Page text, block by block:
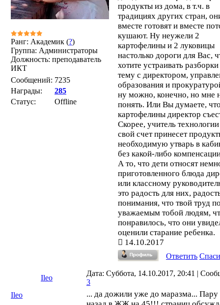
Ранг: Академик (?)
Группа: Администраторы
Должность: преподаватель
ИКТ
Сообщений: 7235
Награды:
285
Статус:
Offline
продукты из дома, в т.ч. в
традициях других стран,
вместе готовят и вместе
кушают. Ну неужели 2
картофелины и 2 луковицы
настолько дороги для Вас,
хотите устраивать
тему с директором,
образования и
ну можно, конечно, но мне
понять. Или Вы думаете,
картофелины директор
Скорее, учитель
свой счет принесет
необходимую утварь в
без какой-либо
А то, что дети относят
приготовленного блюда
или классному
это радость для них,
понимания, что твой труд
уважаемым тобой людям,
понравилось, что они
оценили старание ребенка.
14.10.2017
Ответить
Ileo
Дата: Суббота, 14.10.2017, 20:41 |
3
Ileo
... да дожили уже до маразма... Пару